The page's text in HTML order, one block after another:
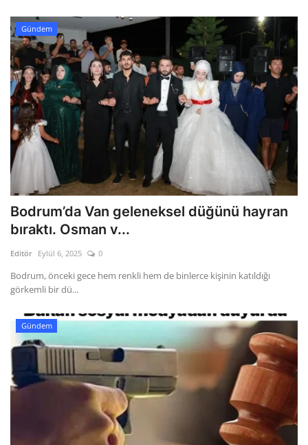
Ekonomi
Gündem
Dünya
Gündem
Bodrum’da Van geleneksel düğünü hayran
bıraktı. Osman v...
Editör Eylül 6, 2025 0
Bodrum, önceki gece hem renkli hem de binlerce kişinin katıldığı
görkemli bir dü...
Gündem